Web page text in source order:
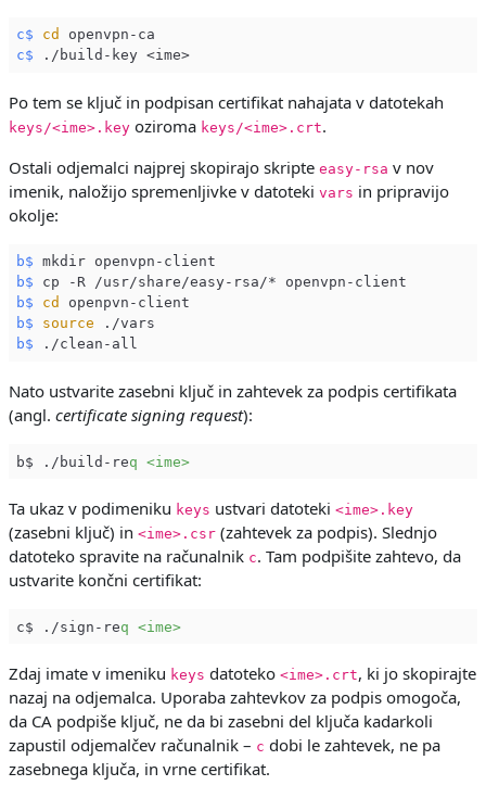
c$ cd
openvpn-ca
c$ ./build-key <ime>
Po tem se ključ in podpisan certifikat nahajata v datotekah
keys/<ime>.key oziroma keys/<ime>.crt.
Ostali odjemalci najprej skopirajo skripte easy-rsa v nov
imenik, naložijo spremenljivke v datoteki vars in pripravijo
okolje:
b$ mkdir openvpn-client
b$ cp -R /usr/share/easy-rsa/* openvpn-client
b$
cd
openpvn-client
b$
source ./vars
b$ ./clean-all
Nato ustvarite zasebni ključ in zahtevek za podpis certifikata
(angl. certificate signing request):
b$ ./build-req <ime>
Ta ukaz v podimeniku keys ustvari datoteki <ime>.key
(zasebni ključ) in <ime>.csr (zahtevek za podpis). Slednjo
datoteko spravite na računalnik c. Tam podpišite zahtevo, da
ustvarite končni certifikat:
c$ ./sign-req <ime>
Zdaj imate v imeniku keys datoteko <ime>.crt, ki jo skopirajte
nazaj na odjemalca. Uporaba zahtevkov za podpis omogoča,
da CA podpiše ključ, ne da bi zasebni del ključa kadarkoli
zapustil odjemalčev računalnik – c dobi le zahtevek, ne pa
zasebnega ključa, in vrne certifikat.